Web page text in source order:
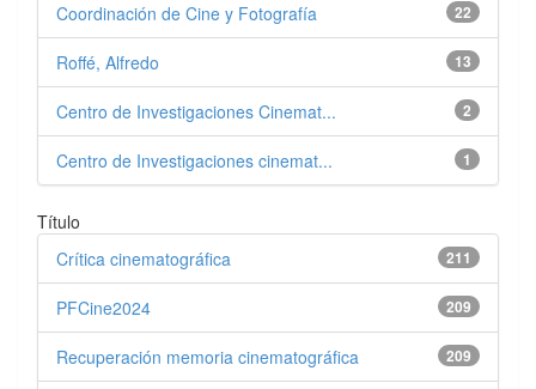
22
Coordinación de Cine y Fotografía
13
Roffé, Alfredo
2
Centro de Investigaciones Cinemat...
1
Centro de Investigaciones cinemat...
Título
211
Crítica cinematográfica
209
PFCine2024
209
Recuperación memoria cinematográfica